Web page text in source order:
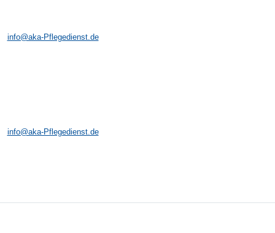
info@aka-Pflegedienst.de
info@aka-Pflegedienst.de